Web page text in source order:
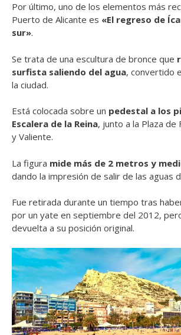
Por último, uno de los elementos más
Puerto de Alicante es «El regreso de
sur».
Se trata de una escultura de bronce que
surfista saliendo del agua, convertido
la ciudad.
Está colocada sobre un pedestal a los
Escalera de la Reina, junto a la Plaza de
y Valiente.
La figura mide más de 2 metros y
dando la impresión de salir de las aguas
Fue retirada durante un tiempo tras
por un yate en septiembre del 2012,
devuelta a su posición original.